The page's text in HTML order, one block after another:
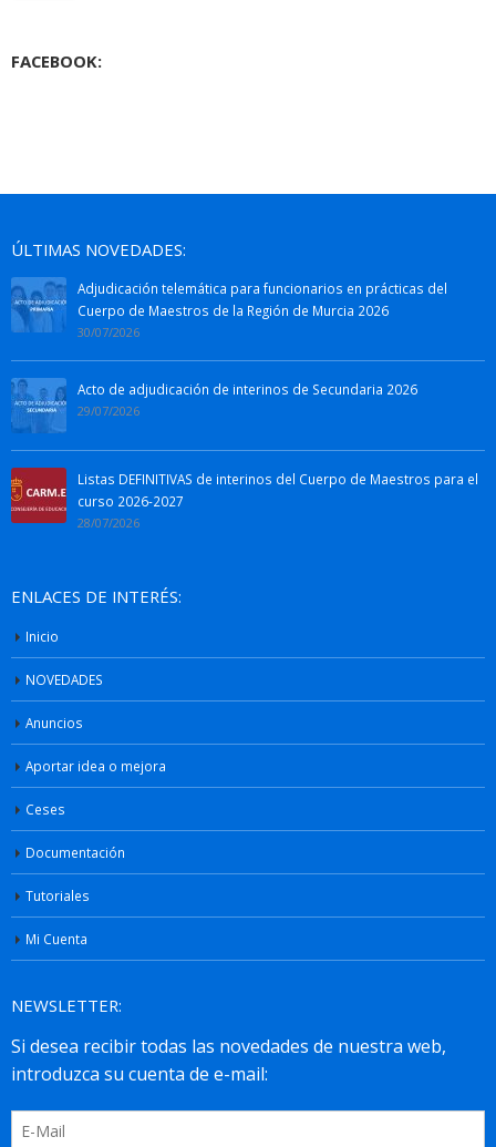
FACEBOOK:
ÚLTIMAS NOVEDADES:
Adjudicación telemática para funcionarios en prácticas del
Cuerpo de Maestros de la Región de Murcia 2026
30/07/2026
Acto de adjudicación de interinos de Secundaria 2026
29/07/2026
Listas DEFINITIVAS de interinos del Cuerpo de Maestros para el
curso 2026-2027
28/07/2026
ENLACES DE INTERÉS:
Inicio
NOVEDADES
Anuncios
Aportar idea o mejora
Ceses
Documentación
Tutoriales
Mi Cuenta
NEWSLETTER: